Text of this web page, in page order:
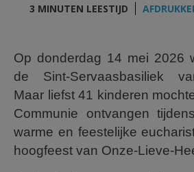
STARTPAGINA
AANMELDEN OF
3 MINUTEN LEESTIJD
Op donderdag 14 mei 2026
de Sint-Servaasbasiliek
Maar liefst 41 kinderen
Communie ontvangen
warme en feestelijke
hoogfeest van Onze-Lieve-